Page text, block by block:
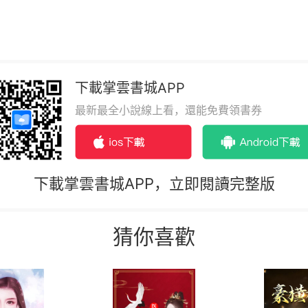
下載掌雲書城APP
最新最全小說線上看，還能免費領書券
下載掌雲書城APP，立即閱讀完整版
猜你喜歡